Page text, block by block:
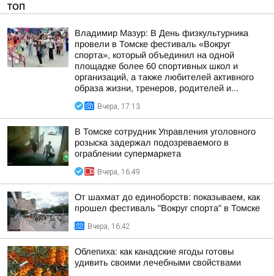
ТОП
Владимир Мазур: В День физкультурника
провели в Томске фестиваль «Вокруг
спорта», который объединил на одной
площадке более 60 спортивных школ и
организаций, а также любителей активного
образа жизни, тренеров, родителей и...
Вчера, 17:13
В Томске сотрудник Управления уголовного
розыска задержал подозреваемого в
ограблении супермаркета
Вчера, 16:49
От шахмат до единоборств: показываем, как
прошел фестиваль "Вокруг спорта" в Томске
Вчера, 16:42
Облепиха: как канадские ягоды готовы
удивить своими лечебными свойствами